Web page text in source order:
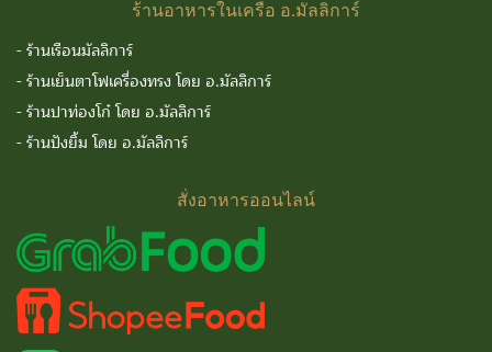
ร้านอาหารในเครือ อ.มัลลิการ์
-ร้านเรือนมัลลิการ์
-ร้านเย็นตาโฟเครื่องทรง โดย อ.มัลลิการ์
-ร้านปาท่องโก๋ โดย อ.มัลลิการ์
-ร้านปังยิ้ม โดย อ.มัลลิการ์
สั่งอาหารออนไลน์